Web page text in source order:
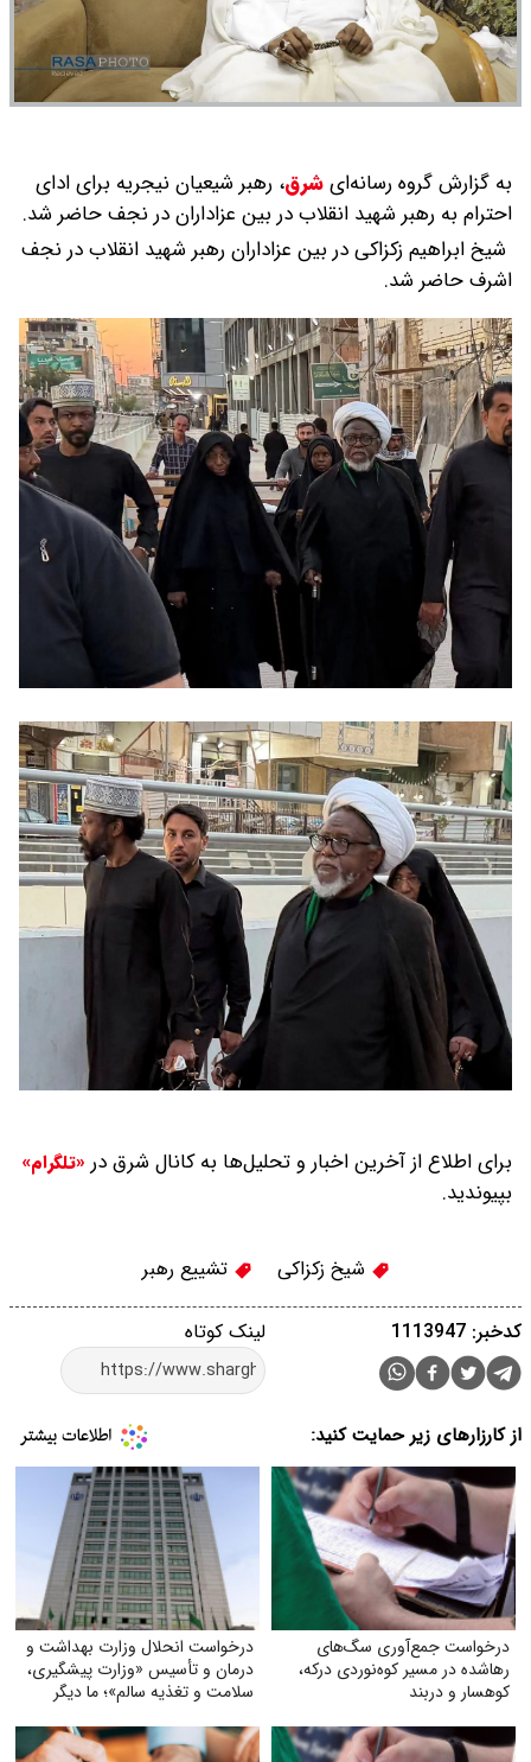
به گزارش گروه رسانه‌ایشرق، رهبر شیعیان نیجریه برای ادای
احترام به رهبر شهید انقلاب در بین عزاداران در نجف حاضر شد.
شیخ ابراهیم زکزاکی در بین عزاداران رهبر شهید انقلاب در نجف
اشرف حاضر شد.
برای اطلاع از آخرین اخبار و تحلیل‌ها به کانال شرق در «تلگرام»
بپیوندید.
شیخ زکزاکی تشییع رهبر
لینک کوتاه کدخبر: 1113947
از کارزارهای زیر حمایت کنید:
درخواست جمع‌آوری سگ‌های
رهاشده در مسیر کوه‌نوردی درکه،
کوهسار و دربند
درخواست انحلال وزارت بهداشت و
درمان و تأسیس «وزارت پیشگیری،
سلامت و تغذیه سالم»؛ ما دیگر
باشیم!